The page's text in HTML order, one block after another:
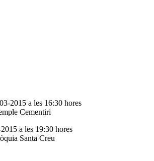
2015 a les 16:30 hores
Cementiri
a les 19:30 hores
Santa Creu